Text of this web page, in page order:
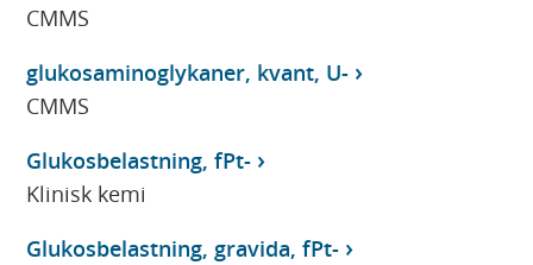
CMMS
glukosaminoglykaner, kvant, U-
CMMS
Glukosbelastning, fPt-
Klinisk kemi
Glukosbelastning, gravida, fPt-